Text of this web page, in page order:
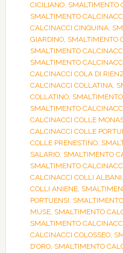
CICILIANO, SMALTIMENTO
SMALTIMENTO
CALCINACCI CINQUINA,
GIARDINO, SMALTIMENTO
SMALTIMENTO
SMALTIMENTO
CALCINACCI COLA DI
CALCINACCI COLLATINA,
COLLATINO,
SMALTIMENTO
CALCINACCI COLLE
CALCINACCI COLLE
COLLE PRENESTINO,
SALARIO, SMALTIMENTO
SMALTIMENTO
CALCINACCI COLLI ALBANI,
COLLI ANIENE,
PORTUENSI,
MUSE, SMALTIMENTO
SMALTIMENTO
CALCINACCI COLOSSEO,
D’ORO, SMALTIMENTO